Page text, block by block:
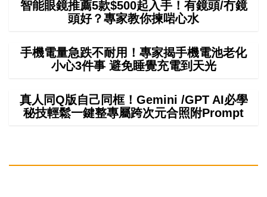
智能眼鏡推薦5款$500起入手！有鏡頭/冇鏡
頭好？專家教你揀啱心水
手機電量急跌不耐用！專家揭手機電池老化
小心3件事 避免睡覺充電到天光
真人同Q版自己同框！Gemini /GPT AI必學
秘技輕鬆一鍵整專屬跨次元合照附Prompt